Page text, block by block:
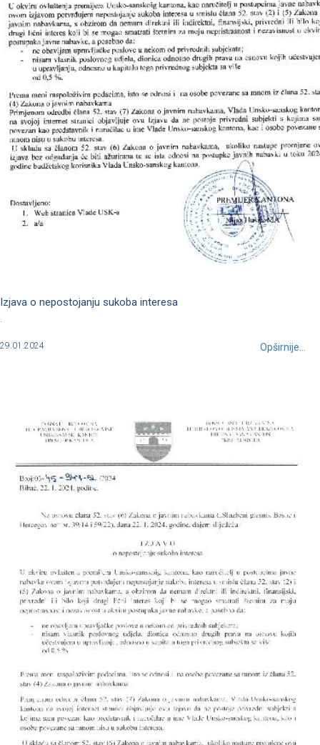
Izjava o nepostojanju sukoba interesa
29.01.2024 Opširnije...